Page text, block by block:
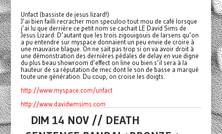
Unfact (bassiste de jesus lizard!)
J’ai bien failli recracher mon speculoo tout mou de café lorsque
j’ai lu que derrière ce petit nom se cachait LE David Sims de
Jesus Lizard. D’autant que les trois zigouigouis de larsens qu’on
a pu entendre sur myspace donnaient un peu envie de croire à
une mauvaise blague. On ne sait pas trop si on va avoir droit à
une démonstration des dernières pédales de delay en vue digne
du plus beau showroom d’effect on line ou bien s’il sera à la
hauteur de sa réputation de mec dont le son de basse a marqué
toute une génération. Du coup, on croise les doigts.
http://www.myspace.com/unfact
http://www.davidwmsims.com
DIM 14 NOV // DEATH